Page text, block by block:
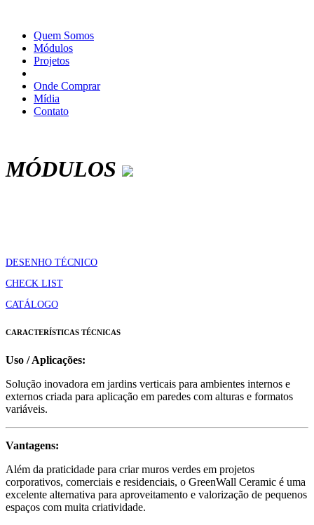
Quem Somos
Módulos
Projetos
Onde Comprar
Mídia
Contato
MÓDULOS
DESENHO TÉCNICO
CHECK LIST
CATÁLOGO
CARACTERÍSTICAS TÉCNICAS
Uso / Aplicações:
Solução inovadora em jardins verticais para ambientes internos e
externos criada para aplicação em paredes com alturas e formatos
variáveis.
Vantagens:
Além da praticidade para criar muros verdes em projetos
corporativos, comerciais e residenciais, o GreenWall Ceramic é uma
excelente alternativa para aproveitamento e valorização de pequenos
espaços com muita criatividade.